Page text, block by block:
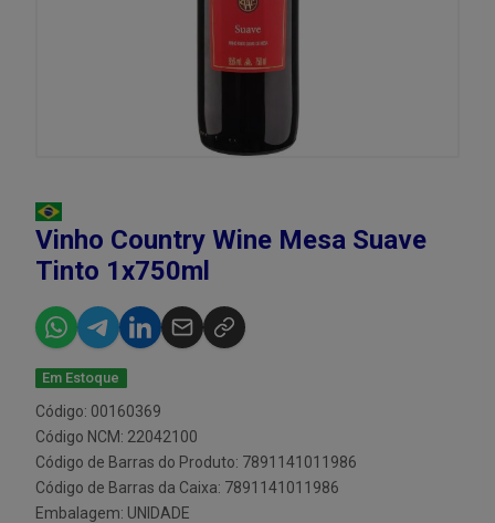
Vinho Country Wine Mesa Suave
Tinto 1x750ml
Em Estoque
Código: 00160369
Código NCM: 22042100
Código de Barras do Produto: 7891141011986
Código de Barras da Caixa: 7891141011986
Embalagem: UNIDADE